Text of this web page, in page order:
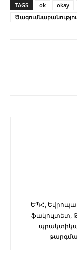
TAGS ok okay
ԵՊՀ,
ֆակուլտետ,
պրակտիկա